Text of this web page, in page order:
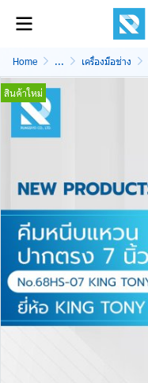
Home ... เครื่องมือช่าง
สินค้าใหม่